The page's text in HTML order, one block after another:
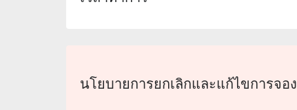
นโยบายการยกเลิกและแก้ไขการจอง